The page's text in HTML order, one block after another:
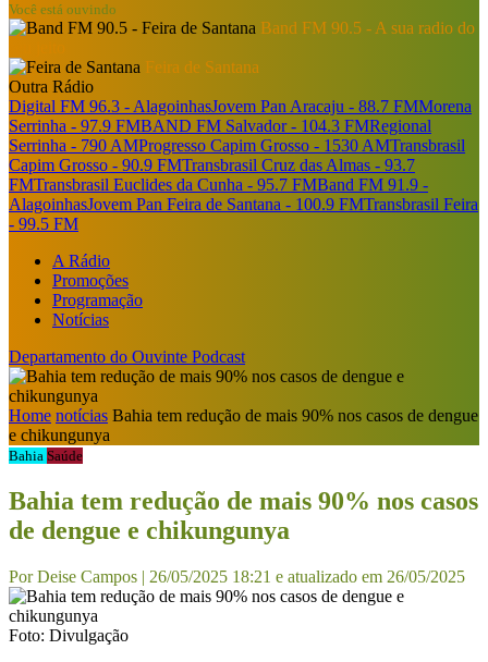
Você está ouvindo
Band FM 90.5 - A sua radio do
Feira de Santana
Outra Rádio
Digital FM 96.3 - AlagoinhasJovem Pan Aracaju - 88.7 FMMorena
Serrinha - 97.9 FMBAND FM Salvador - 104.3 FMRegional
Serrinha - 790 AMProgresso Capim Grosso - 1530 AMTransbrasil
Capim Grosso - 90.9 FMTransbrasil Cruz das Almas - 93.7
FMTransbrasil Euclides da Cunha - 95.7 FMBand FM 91.9 -
AlagoinhasJovem Pan Feira de Santana - 100.9 FMTransbrasil Feira
- 99.5 FM
A Rádio
Promoções
Programação
Notícias
Departamento do Ouvinte Podcast
Home notícias Bahia tem redução de mais 90% nos casos de dengue
e chikungunya
Bahia Saúde
Bahia tem redução de mais 90% nos casos
de dengue e chikungunya
Por Deise Campos | 26/05/2025 18:21 e atualizado em 26/05/2025
Foto: Divulgação